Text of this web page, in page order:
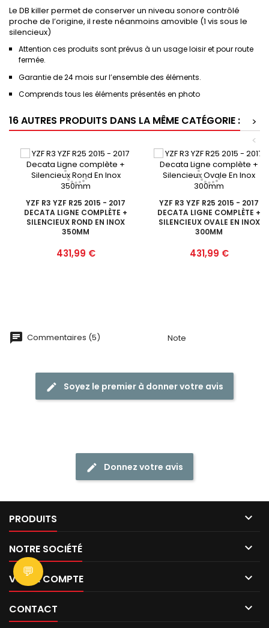
Le DB killer permet de conserver un niveau sonore contrôlé
proche de l’origine, il reste néanmoins amovible (1 vis sous le
silencieux)
Attention ces produits sont prévus à un usage loisir et pour route
fermée.
Garantie de 24 mois sur l’ensemble des éléments.
Comprends tous les éléments présentés en photo
16 AUTRES PRODUITS DANS LA MÊME CATÉGORIE :
>
<
YZF R3 YZF R25 2015 - 2017
DECATA LIGNE COMPLÈTE +
SILENCIEUX ROND EN INOX
350MM
Prix
431,99 €
YZF R3 YZF R25 2015 - 2017
DECATA LIGNE COMPLÈTE +
SILENCIEUX OVALE EN INOX
300MM
Prix
431,99 €
Commentaires (5) Note
Soyez le premier à donner votre avis
Donnez votre avis
PRODUITS 
NOTRE SOCIÉTÉ 
VOTRE COMPTE 
CONTACT 
💬